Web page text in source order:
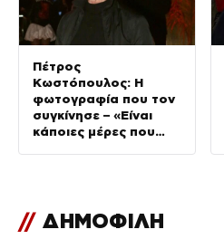
Πέτρος
Κωστόπουλος: Η
φωτογραφία που τον
συγκίνησε – «Είναι
κάποιες μέρες που
// ΔΗΜΟΦΙΛΗ